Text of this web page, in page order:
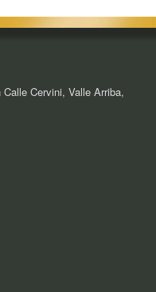
Cervini, Valle Arriba,